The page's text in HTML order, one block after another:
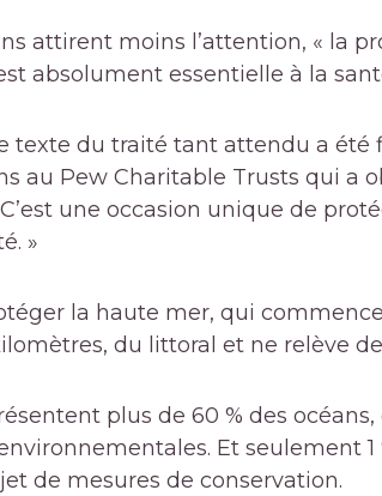
attirent moins l’attention, « la
absolument essentielle à la
texte du traité tant attendu a été
au Pew Charitable Trusts qui a
C’est une occasion unique de
»
la haute mer, qui
du littoral et ne relève
plus de 60 % des
Et seulement
de mesures de conservation.